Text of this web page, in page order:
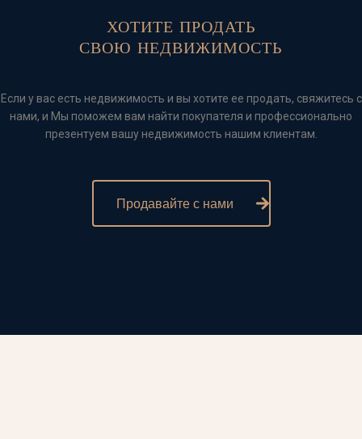
ХОТИТЕ ПРОДАТЬ
СВОЮ НЕДВИЖИМОСТЬ
Если у вас есть недвижимость и вы хотите ее продать, свяжитесь с
нами, и Мы поможем вам найти покупателя и профессионально
презентуем вашу недвижимость нашим клиентам.
Продавайте с нами